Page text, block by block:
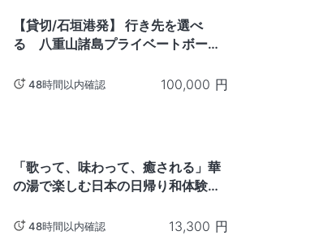
【貸切/石垣港発】 行き先を選べ
る 八重山諸島プライベートボート
48時間以内確認 100,000 円
「歌って、味わって、癒される」華
の湯で楽しむ日本の日帰り和体験プ
48時間以内確認 13,300 円